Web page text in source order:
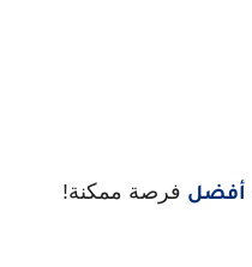
أفضل فرصة ممكنة!